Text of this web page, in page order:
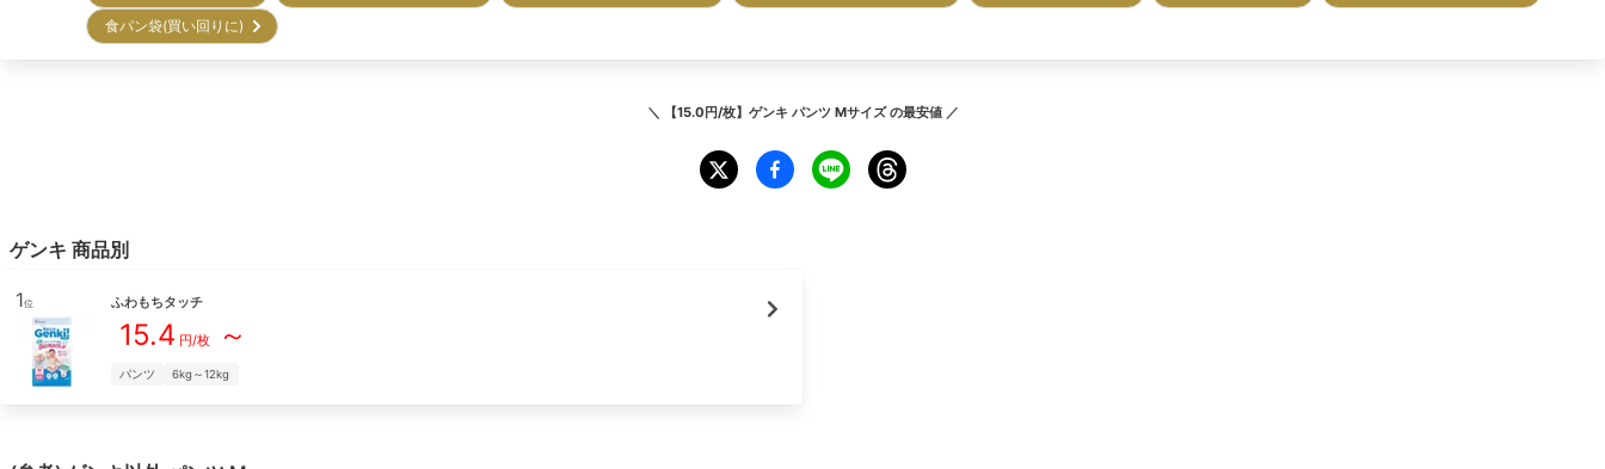
食パン袋(買い回りに)
＼ 【15.0円/枚】ゲンキ パンツ Mサイズの最安値 ／
ゲンキ 商品別
1位 ふわもちタッチ
15.4 円/枚～
パンツ 6kg～12kg